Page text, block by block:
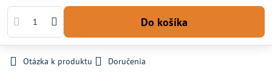
Do košíka
Otázka k produktu
Doručenia